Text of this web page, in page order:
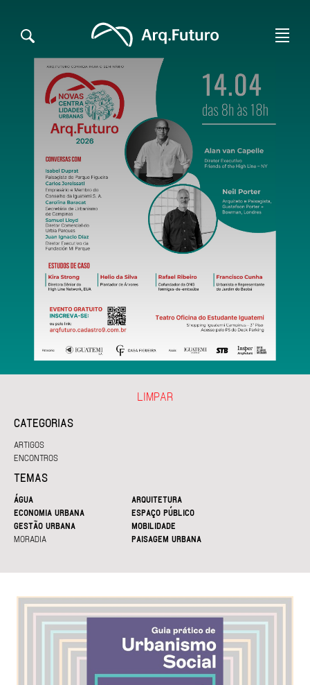
CATEGORIAS
ARTIGOS
ENCONTROS
TEMAS
ÁGUA
ARQUITETURA
ECONOMIA URBANA
ESPAÇO PÚBLICO
GESTÃO URBANA
MOBILIDADE
MORADIA
PAISAGEM URBANA
LIMPAR